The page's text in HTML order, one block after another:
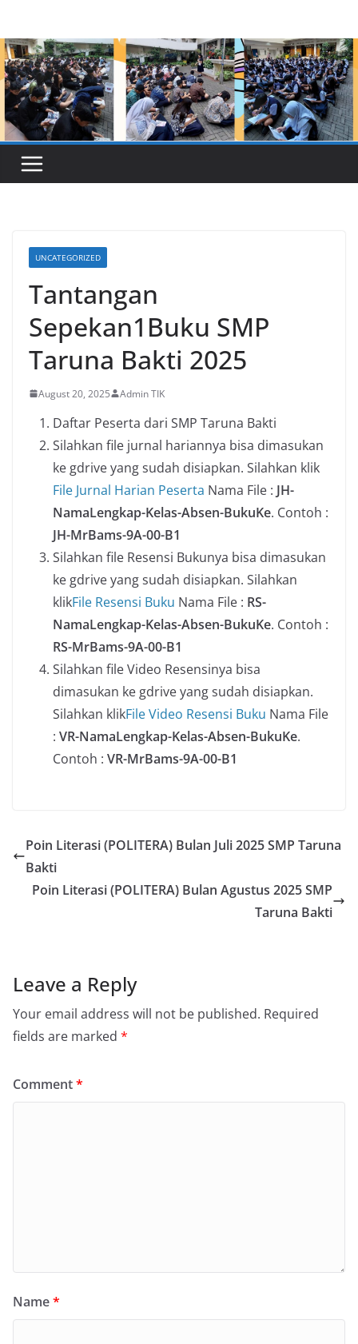
content
UNCATEGORIZED
Tantangan
Sepekan1Buku SMP
Taruna Bakti 2025
August 20, 2025 Admin TIK
Daftar Peserta dari SMP Taruna Bakti
Silahkan file jurnal hariannya bisa dimasukan
ke gdrive yang sudah disiapkan. Silahkan klik
File Jurnal Harian Peserta Nama File : JH-
NamaLengkap-Kelas-Absen-BukuKe. Contoh :
JH-MrBams-9A-00-B1
Silahkan file Resensi Bukunya bisa dimasukan
ke gdrive yang sudah disiapkan. Silahkan
klikFile Resensi Buku Nama File : RS-
NamaLengkap-Kelas-Absen-BukuKe. Contoh :
RS-MrBams-9A-00-B1
Silahkan file Video Resensinya bisa
dimasukan ke gdrive yang sudah disiapkan.
Silahkan klikFile Video Resensi Buku Nama File
: VR-NamaLengkap-Kelas-Absen-BukuKe.
Contoh : VR-MrBams-9A-00-B1
Poin Literasi (POLITERA) Bulan Juli 2025 SMP Taruna
Bakti
Poin Literasi (POLITERA) Bulan Agustus 2025 SMP
Taruna Bakti
Leave a Reply
Your email address will not be published. Required
fields are marked *
Comment*
Name*